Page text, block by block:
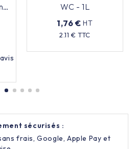
avis
WC - 1L
1,76 € HT
2.11 € TTC
Prix
sécurisés :
frais, Google, Apple Pay et